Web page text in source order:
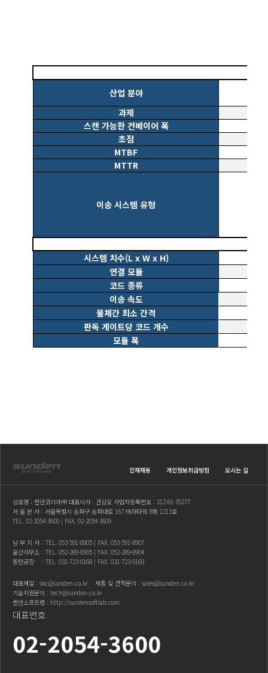
산업 분야
과제
스캔 가능한 컨베이어 폭
초점
MTBF
MTTR
이송 시스템 유형
시스템 치수(L x W x H)
연결 모듈
코드 종류
이송 속도
물체간 최소 간격
판독 게이트당 코드 개수
모듈 폭
인재채용 개인정보취급방침 오시는 길
상호명 : 썬덴코리아㈜ 대표이사 : 권상오 사업자등록번호 : 212-81-70277
서 울 본 사 : 서울특별시 송파구 송파대로 167 테라타워 B동 1213호
TEL. 02-2054-3600 | FAX. 02-2054-3609
남 부 지 사 : TEL. 053-591-8905 | FAX. 053-591-8907
울산사무소 : TEL. 052-289-8905 | FAX. 052-289-8904
동탄공장
: TEL. 031-723-0168 | FAX. 031-723-0169
대표메일 : skc@sunden.co.kr 제품 및 견적문의 : sales@sunden.co.kr
기술지원문의 : tech@sunden.co.kr
썬덴소프트랩 : http://sundensoftlab.com
대표번호
02-2054-3600